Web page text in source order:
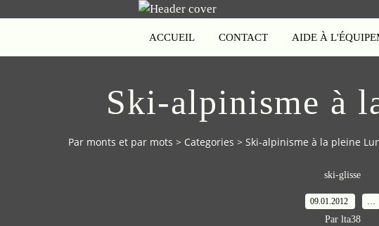
ACCUEIL CONTACT AIDE À
Ski-alpinisme à
Par monts et par mots > Categories > Ski-alpinisme à la pleine
ski-glisse
09.01.2012
Par lta38